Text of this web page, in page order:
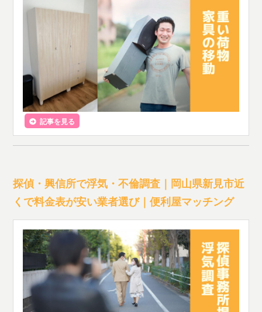
記事を見る
探偵・興信所で浮気・不倫調査｜岡山県新見市近
くで料金表が安い業者選び｜便利屋マッチング